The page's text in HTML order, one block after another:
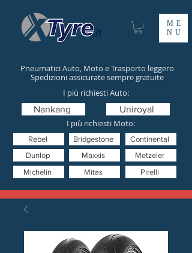
ME
NU
Pneumatici Auto, Moto e Trasporto leggero
Spedizioni assicurate sempre gratuite
I più richiesti Moto:
Mitas
Nankang
Pirelli
Uniroyal
Metzeler
Dunlop
Bridgestone Continental
Michelin
Rebel
I più richiesti Auto:
Maxxis